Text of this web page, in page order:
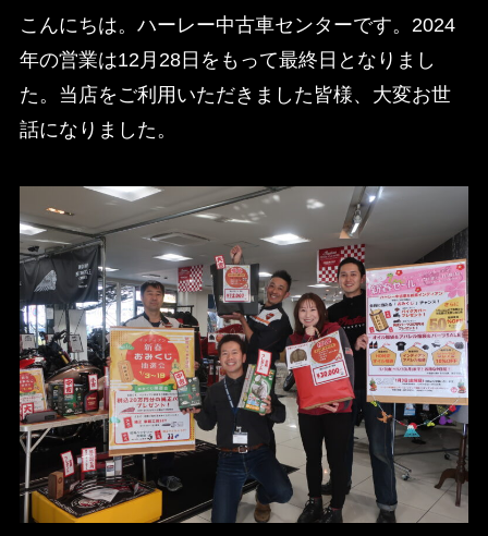
こんにちは。ハーレー中古車センターです。2024
年の営業は12月28日をもって最終日となりまし
た。当店をご利用いただきました皆様、大変お世
話になりました。